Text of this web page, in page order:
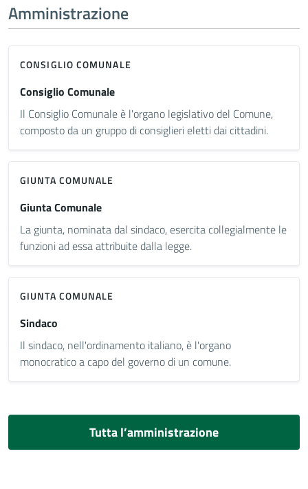
Amministrazione
CONSIGLIO COMUNALE
Consiglio Comunale
Il Consiglio Comunale è l'organo legislativo del Comune,
composto da un gruppo di consiglieri eletti dai cittadini.
GIUNTA COMUNALE
Giunta Comunale
La giunta, nominata dal sindaco, esercita collegialmente le
funzioni ad essa attribuite dalla legge.
GIUNTA COMUNALE
Sindaco
Il sindaco, nell'ordinamento italiano, è l'organo
monocratico a capo del governo di un comune.
Tutta l’amministrazione